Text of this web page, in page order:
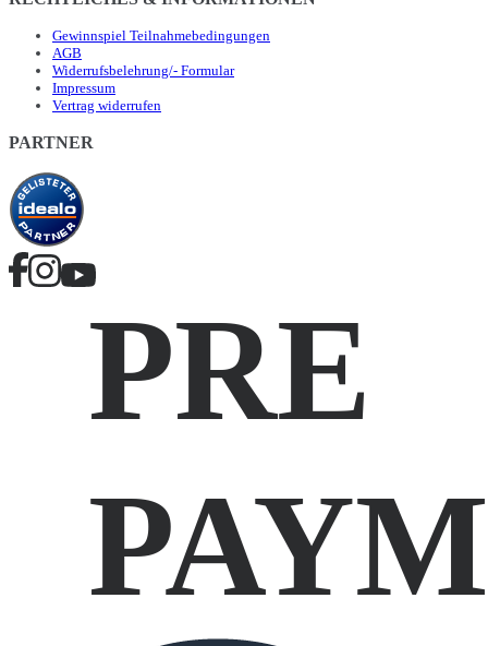
Gewinnspiel Teilnahmebedingungen
AGB
Widerrufsbelehrung/- Formular
Impressum
Vertrag widerrufen
PARTNER